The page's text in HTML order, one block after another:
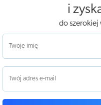
i
do szerokiej